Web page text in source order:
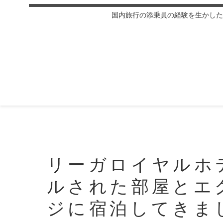
国内旅行の添乗員の経験を生かし
リーガロイヤル
ルされた部屋と
ジに宿泊してきま